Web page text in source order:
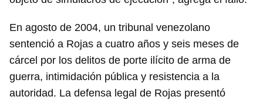
En agosto de 2004, un tribunal venezolano
sentenció a Rojas a cuatro años y seis meses de
cárcel por los delitos de porte ilícito de arma de
guerra, intimidación pública y resistencia a la
autoridad. La defensa legal de Rojas presentó